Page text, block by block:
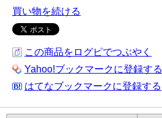
買い物を続ける
この商品をログピでつぶやく
Yahoo!ブックマークに登録する
はてなブックマークに登録する